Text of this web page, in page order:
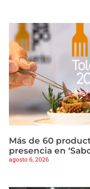
Más de 60
presencia en
agosto 6, 2026